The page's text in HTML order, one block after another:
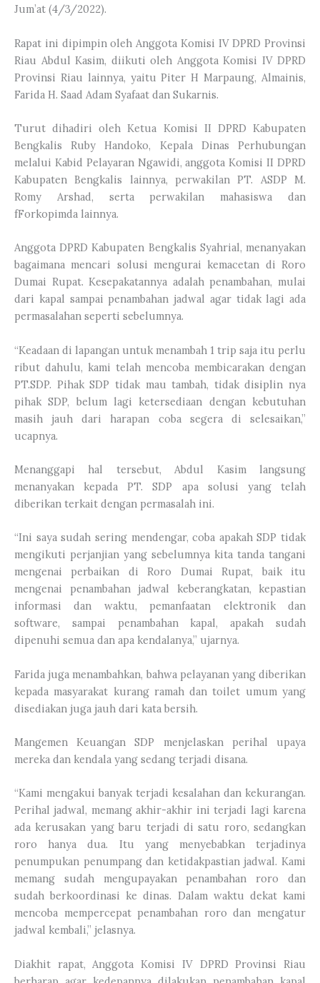
Jum’at (4/3/2022).
Rapat ini dipimpin oleh Anggota Komisi IV DPRD Provinsi
Riau Abdul Kasim, diikuti oleh Anggota Komisi IV DPRD
Provinsi Riau lainnya, yaitu Piter H Marpaung, Almainis,
Farida H. Saad Adam Syafaat dan Sukarnis.
Turut dihadiri oleh Ketua Komisi II DPRD Kabupaten
Bengkalis Ruby Handoko, Kepala Dinas Perhubungan
melalui Kabid Pelayaran Ngawidi, anggota Komisi II DPRD
Kabupaten Bengkalis lainnya, perwakilan PT. ASDP M.
Romy Arshad, serta perwakilan mahasiswa dan
fForkopimda lainnya.
Anggota DPRD Kabupaten Bengkalis Syahrial, menanyakan
bagaimana mencari solusi mengurai kemacetan di Roro
Dumai Rupat. Kesepakatannya adalah penambahan, mulai
dari kapal sampai penambahan jadwal agar tidak lagi ada
permasalahan seperti sebelumnya.
“Keadaan di lapangan untuk menambah 1 trip saja itu perlu
ribut dahulu, kami telah mencoba membicarakan dengan
PT.SDP. Pihak SDP tidak mau tambah, tidak disiplin nya
pihak SDP, belum lagi ketersediaan dengan kebutuhan
masih jauh dari harapan coba segera di selesaikan,”
ucapnya.
Menanggapi hal tersebut, Abdul Kasim langsung
menanyakan kepada PT. SDP apa solusi yang telah
diberikan terkait dengan permasalah ini.
“Ini saya sudah sering mendengar, coba apakah SDP tidak
mengikuti perjanjian yang sebelumnya kita tanda tangani
mengenai perbaikan di Roro Dumai Rupat, baik itu
mengenai penambahan jadwal keberangkatan, kepastian
informasi dan waktu, pemanfaatan elektronik dan
software, sampai penambahan kapal, apakah sudah
dipenuhi semua dan apa kendalanya,” ujarnya.
Farida juga menambahkan, bahwa pelayanan yang diberikan
kepada masyarakat kurang ramah dan toilet umum yang
disediakan juga jauh dari kata bersih.
Mangemen Keuangan SDP menjelaskan perihal upaya
mereka dan kendala yang sedang terjadi disana.
“Kami mengakui banyak terjadi kesalahan dan kekurangan.
Perihal jadwal, memang akhir-akhir ini terjadi lagi karena
ada kerusakan yang baru terjadi di satu roro, sedangkan
roro hanya dua. Itu yang menyebabkan terjadinya
penumpukan penumpang dan ketidakpastian jadwal. Kami
memang sudah mengupayakan penambahan roro dan
sudah berkoordinasi ke dinas. Dalam waktu dekat kami
mencoba mempercepat penambahan roro dan mengatur
jadwal kembali,” jelasnya.
Diakhit rapat, Anggota Komisi IV DPRD Provinsi Riau